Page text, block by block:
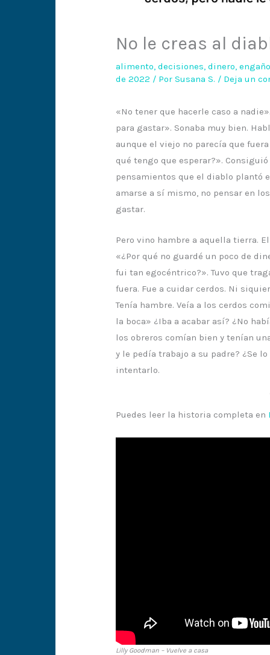
No le creas al
alimento,decisiones,dinero,engaño
de 2022 / PorSusana S. / Deja un
«No tener que hacerle caso a
para gastar». Sonaba muy bien.
aunque el viejo no parecía que
qué tengo que esperar?».
pensamientos que el diablo plantó
amarse a sí mismo, no pensar en
gastar.
Pero vino hambre a aquella tierra.
«¿Por qué no guardé un poco de
fui tan egocéntrico?». Tuvo que
fuera. Fue a cuidar cerdos. Ni
Tenía hambre. Veía a los cerdos
la boca» ¿Iba a acabar así? ¿No
los obreros comían bien y tenían
y le pedía trabajo a su padre? ¿Se
intentarlo.
Puedes leer la historia completa en
Lilly Goodman – Vuelve a casa